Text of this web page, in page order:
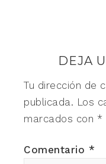
DEJA
Tu dirección de
publicada. Los
marcados con *
Comentario *